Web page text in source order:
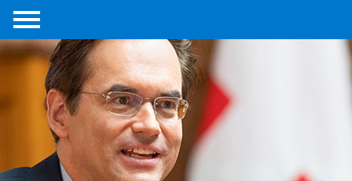
Accueil
Portrait
Interventions
parlementaires
Médias